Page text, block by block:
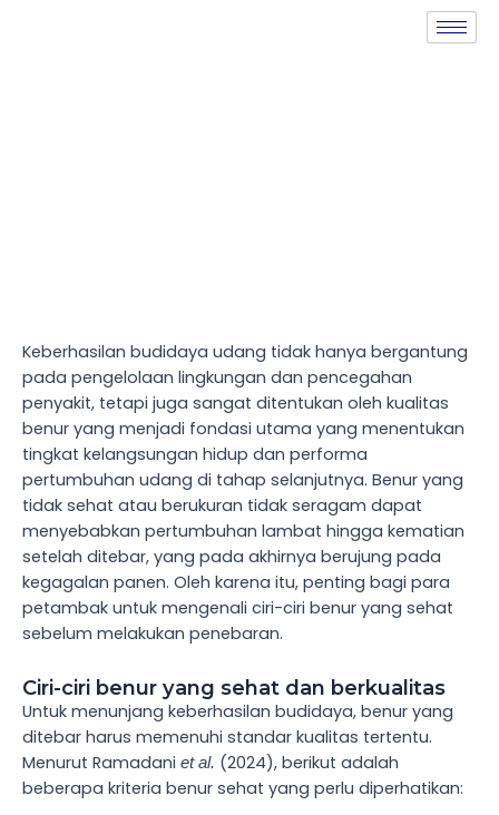
Keberhasilan budidaya udang tidak hanya bergantung
pada pengelolaan lingkungan dan pencegahan
penyakit, tetapi juga sangat ditentukan oleh kualitas
benur yang menjadi fondasi utama yang menentukan
tingkat kelangsungan hidup dan performa
pertumbuhan udang di tahap selanjutnya. Benur yang
tidak sehat atau berukuran tidak seragam dapat
menyebabkan pertumbuhan lambat hingga kematian
setelah ditebar, yang pada akhirnya berujung pada
kegagalan panen. Oleh karena itu, penting bagi para
petambak untuk mengenali ciri-ciri benur yang sehat
sebelum melakukan penebaran.
Ciri-ciri benur yang sehat dan berkualitas
Untuk menunjang keberhasilan budidaya, benur yang
ditebar harus memenuhi standar kualitas tertentu.
Menurut Ramadani et al. (2024), berikut adalah
beberapa kriteria benur sehat yang perlu diperhatikan: